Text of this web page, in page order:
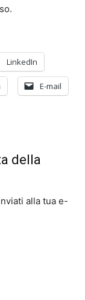
LinkedIn
E-mail
della
alla tua e-